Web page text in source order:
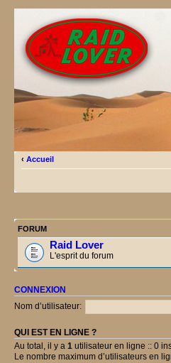
‹ Accueil
FORUM
Raid Lover
L'esprit du forum
CONNEXION
Nom d’utilisateur:
QUI EST EN LIGNE ?
Au total, il y a 1 utilisateur en ligne :: 0
Le nombre maximum d’utilisateurs en